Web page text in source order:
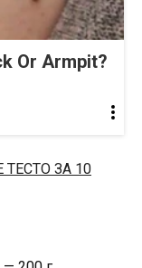
Or Armpit?